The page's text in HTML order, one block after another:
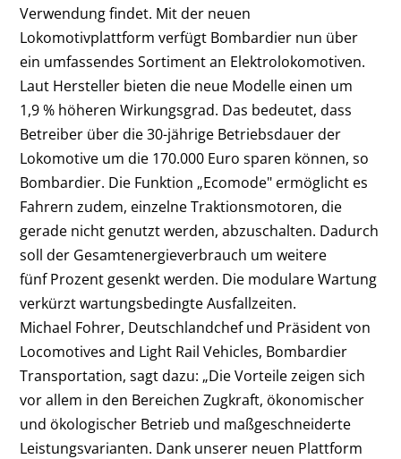
Verwendung findet. Mit der neuen
Lokomotivplattform verfügt Bombardier nun über
ein umfassendes Sortiment an Elektrolokomotiven.
Laut Hersteller bieten die neue Modelle einen um
1,9 % höheren Wirkungsgrad. Das bedeutet, dass
Betreiber über die 30-jährige Betriebsdauer der
Lokomotive um die 170.000 Euro sparen können, so
Bombardier. Die Funktion „Ecomode" ermöglicht es
Fahrern zudem, einzelne Traktionsmotoren, die
gerade nicht genutzt werden, abzuschalten. Dadurch
soll der Gesamtenergieverbrauch um weitere
fünf Prozent gesenkt werden. Die modulare Wartung
verkürzt wartungsbedingte Ausfallzeiten.
Michael Fohrer, Deutschlandchef und Präsident von
Locomotives and Light Rail Vehicles, Bombardier
Transportation, sagt dazu: „Die Vorteile zeigen sich
vor allem in den Bereichen Zugkraft, ökonomischer
und ökologischer Betrieb und maßgeschneiderte
Leistungsvarianten. Dank unserer neuen Plattform